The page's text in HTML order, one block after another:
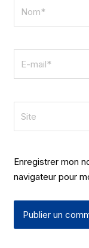
mail*
Enregistrer mon
navigateur pour